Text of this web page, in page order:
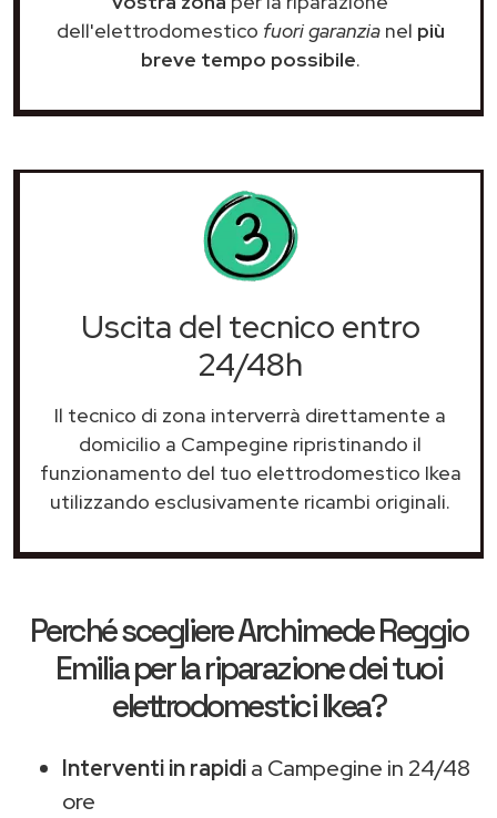
dell'elettrodomestico fuori garanzianel più
breve tempo possibile.
Uscita del tecnico entro
24/48h
Il tecnico di zona interverrà direttamente a
domicilio a Campegine ripristinando il
funzionamento del tuo elettrodomestico Ikea
utilizzando esclusivamente ricambi originali.
Perché scegliereArchimede Reggio
Emiliaper la riparazione dei tuoi
elettrodomestici Ikea?
Interventi in rapidia Campegine in 24/48
ore